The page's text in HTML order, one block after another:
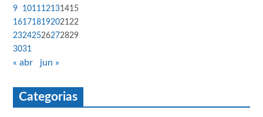
9
1011 12131415
161718192021 22
23242526272829
3031
« abr jun »
Categorias